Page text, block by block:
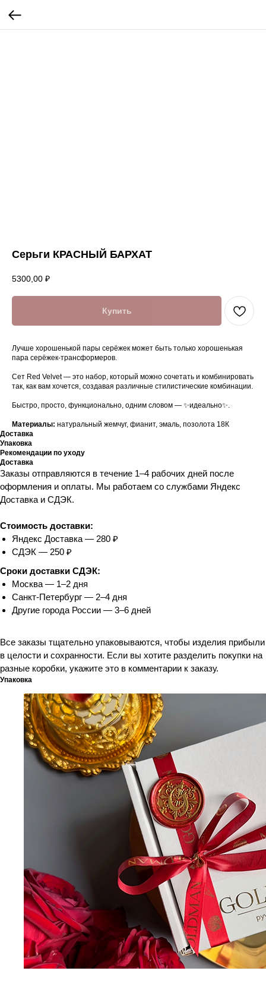
Серьги КРАСНЫЙ БАРХАТ
5300,00 ₽
Купить
Лучше хорошенькой пары серёжек может быть только хорошенькая
пара серёжек-трансформеров.
Сет Red Velvet — это набор, который можно сочетать и комбинировать
так, как вам хочется, создавая различные стилистические комбинации.
Быстро, просто, функционально, одним словом — ✨идеально✨.
Материалы: натуральный жемчуг, фианит, эмаль, позолота 18К
Доставка
Упаковка
Рекомендации по уходу
Доставка
Заказы отправляются в течение 1–4 рабочих дней после
оформления и оплаты. Мы работаем со службами Яндекс
Доставка и СДЭК.
Стоимость доставки:
Яндекс Доставка — 280 ₽
СДЭК — 250 ₽
Сроки доставки СДЭК:
Москва — 1–2 дня
Санкт-Петербург — 2–4 дня
Другие города России — 3–6 дней
Все заказы тщательно упаковываются, чтобы изделия прибыли
в целости и сохранности. Если вы хотите разделить покупки на
разные коробки, укажите это в комментарии к заказу.
Упаковка